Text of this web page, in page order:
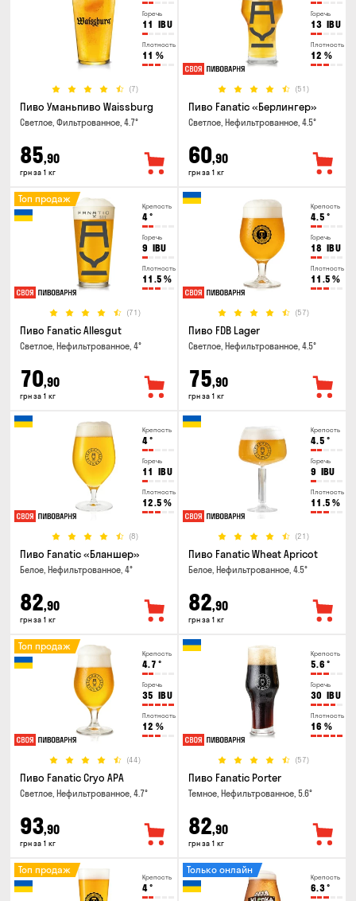
Горечь
11 IBU
Плотность
11 %
(7)
Пиво Уманьпиво Waissburg
Светлое, Фильтрованное, 4.7°
85,90
грн за 1 кг
Горечь
13 IBU
Плотность
12 %
(51)
Пиво Fanatic «Берлингер»
Светлое, Нефильтрованное, 4.5°
60,90
грн за 1 кг
Крепость
4°
Горечь
9 IBU
Плотность
11.5 %
(71)
Топ продаж
Пиво Fanatic Allesgut
Светлое, Нефильтрованное, 4°
70,90
грн за 1 кг
Крепость
4.5 °
Горечь
18 IBU
Плотность
11.5 %
(57)
Пиво FDB Lager
Светлое, Нефильтрованное, 4.5°
75,90
грн за 1 кг
Крепость
4°
Горечь
11 IBU
Плотность
12.5 %
(8)
Пиво Fanatic «Бланшер»
Белое, Нефильтрованное, 4°
82,90
грн за 1 кг
Крепость
4.5 °
Горечь
9 IBU
Плотность
11.5 %
(21)
Пиво Fanatic Wheat Apricot
Белое, Нефильтрованное, 4.5°
82,90
грн за 1 кг
Крепость
4.7 °
Горечь
35 IBU
Плотность
12 %
(44)
Топ продаж
Пиво Fanatic Cryo APA
Светлое, Нефильтрованное, 4.7°
93,90
грн за 1 кг
Крепость
5.6 °
Горечь
30 IBU
Плотность
16 %
(57)
Пиво Fanatic Porter
Темное, Нефильтрованное, 5.6°
82,90
грн за 1 кг
Крепость
4°
Топ продаж
Крепость
6.3°
Только онлайн